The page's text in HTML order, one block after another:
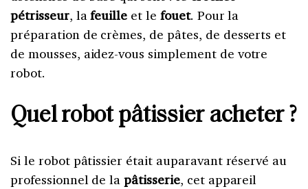
pétrisseur, lafeuille et le fouet. Pour la
préparation de crèmes, de pâtes, de desserts et
de mousses, aidez-vous simplement de votre
robot.
Quel robot pâtissier acheter ?
Si le robot pâtissier était auparavant réservé au
professionnel de lapâtisserie, cet appareil